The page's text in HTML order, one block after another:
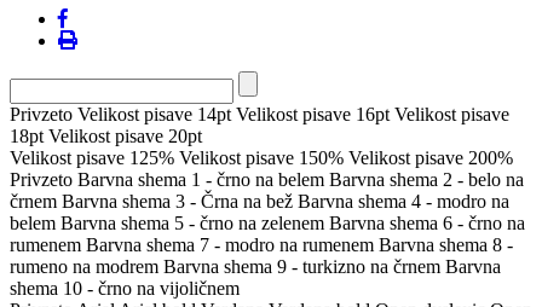
Privzeto Velikost pisave 14pt Velikost pisave 16pt Velikost pisave
18pt Velikost pisave 20pt
Velikost pisave 125% Velikost pisave 150% Velikost pisave 200%
Privzeto Barvna shema 1 - črno na belem Barvna shema 2 - belo na
črnem Barvna shema 3 - Črna na bež Barvna shema 4 - modro na
belem Barvna shema 5 - črno na zelenem Barvna shema 6 - črno na
rumenem Barvna shema 7 - modro na rumenem Barvna shema 8 -
rumeno na modrem Barvna shema 9 - turkizno na črnem Barvna
shema 10 - črno na vijoličnem